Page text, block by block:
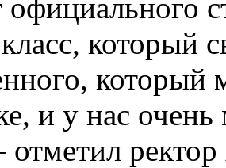
который
и у нас